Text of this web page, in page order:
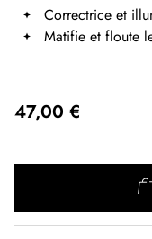
gallery
Correctrice et
Matifie et floute
47,00 €